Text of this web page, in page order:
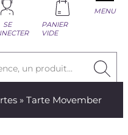
un produit...
SE
PANIER
VIDE
MENU
» Tarte Movember